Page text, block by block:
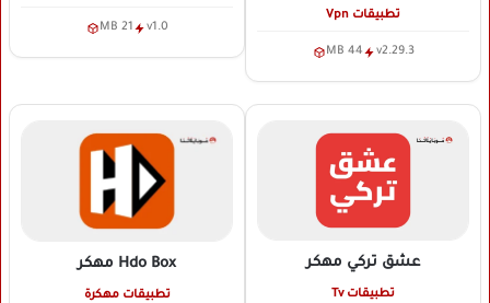
تطبيقات Vpn
v2.29.3
44 MB
v1.0
21 MB
عشق تركي مهكر
تطبيقات Tv
Hdo Box مهكر
تطبيقات مهكرة